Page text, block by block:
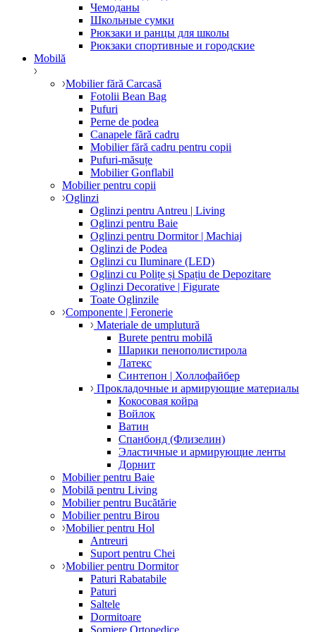
Чемоданы
Школьные сумки
Рюкзаки и ранцы для школы
Рюкзаки спортивные и городские
Mobilă
Mobilier fără Carcasă
Fotolii Bean Bag
Pufuri
Perne de podea
Canapele fără cadru
Mobilier fără cadru pentru copii
Pufuri-măsuțe
Mobilier Gonflabil
Mobilier pentru copii
Oglinzi
Oglinzi pentru Antreu | Living
Oglinzi pentru Baie
Oglinzi pentru Dormitor | Machiaj
Oglinzi de Podea
Oglinzi cu Iluminare (LED)
Oglinzi cu Polițe și Spațiu de Depozitare
Oglinzi Decorative | Figurate
Toate Oglinzile
Componente | Feronerie
Materiale de umplutură
Burete pentru mobilă
Шарики пенополистирола
Латекс
Синтепон | Холлофайбер
Прокладочные и армирующие материалы
Кокосовая койра
Войлок
Ватин
Спанбонд (Флизелин)
Эластичные и армирующие ленты
Дорнит
Mobilier pentru Baie
Mobilă pentru Living
Mobilier pentru Bucătărie
Mobilier pentru Birou
Mobilier pentru Hol
Antreuri
Suport pentru Chei
Mobilier pentru Dormitor
Paturi Rabatabile
Paturi
Saltele
Dormitoare
Somiere Ortopedice